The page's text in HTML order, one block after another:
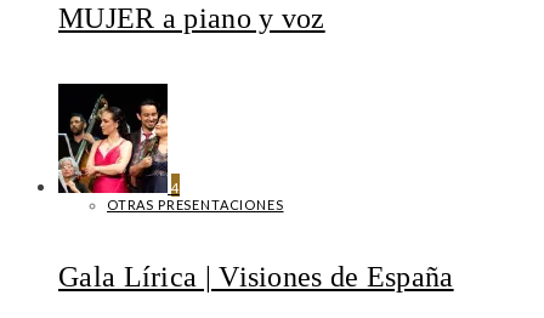
MUJER a piano y voz
4
OTRAS PRESENTACIONES
Gala Lírica | Visiones de España